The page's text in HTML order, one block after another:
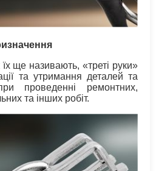
їх ще називають, «треті руки»
та утримання деталей та
проведенні ремонтних,
та інших робіт.